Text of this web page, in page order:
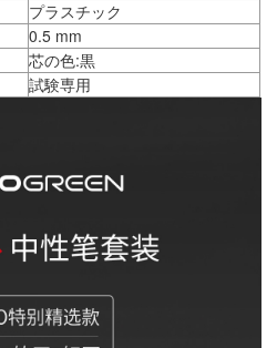
プラスチック
0.5 mm
芯の色:黒
試験専用